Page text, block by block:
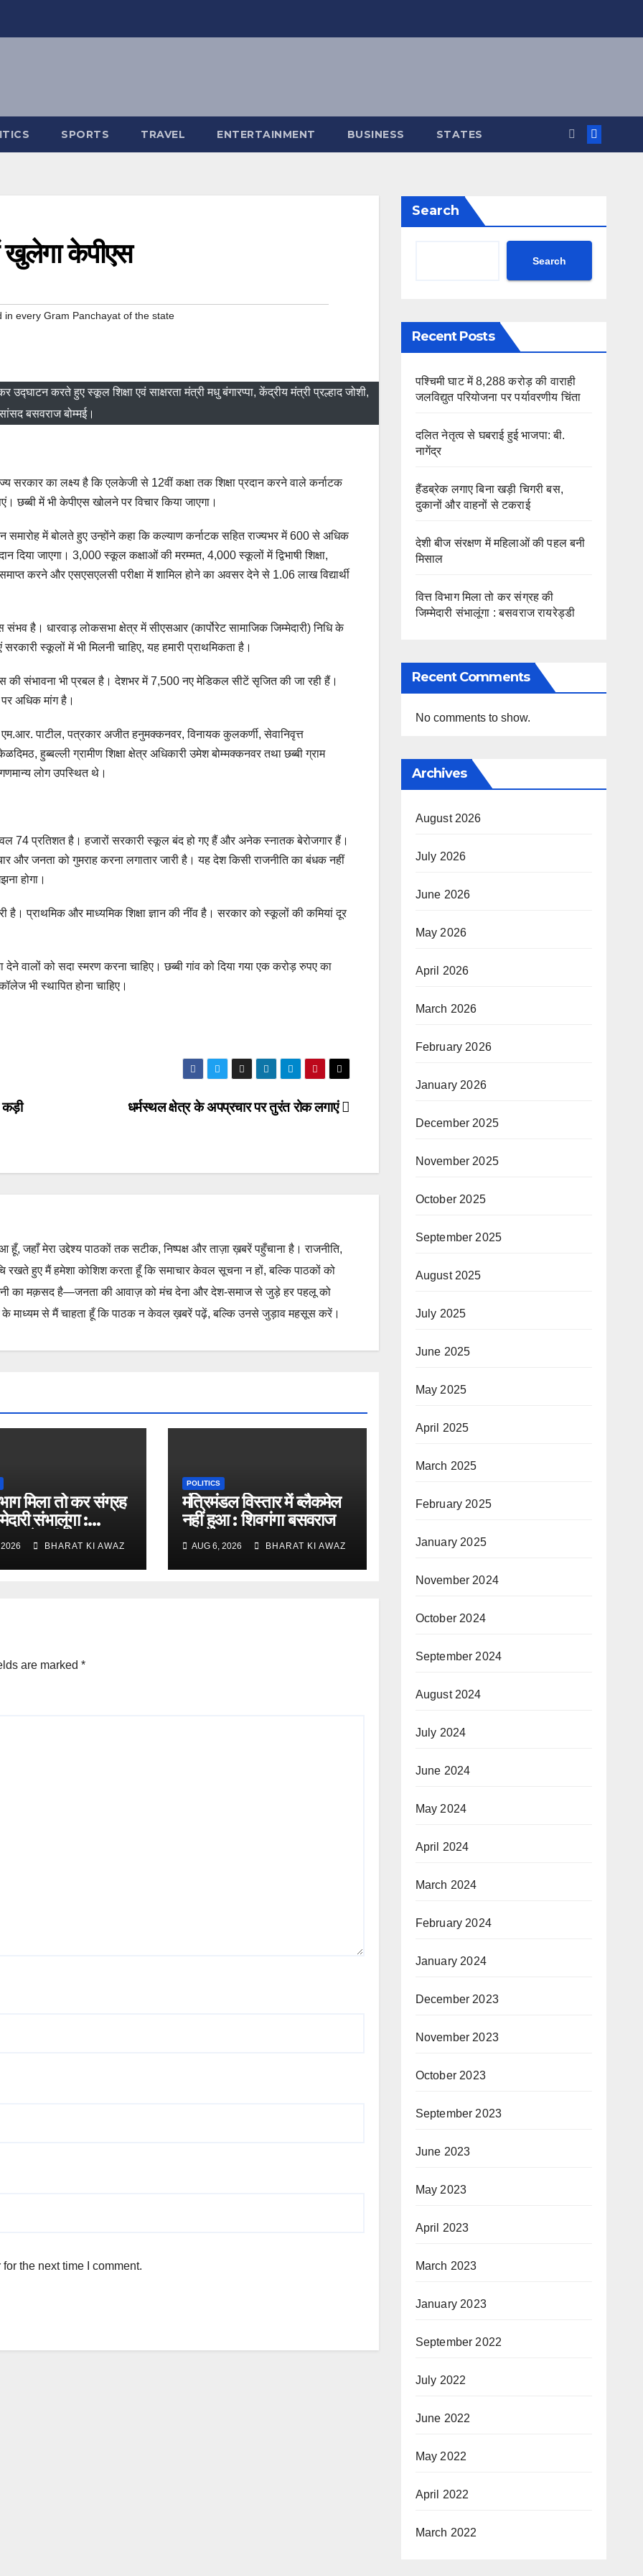
SPORTS TRAVEL ENTERTAINMENT BUSINESS STATES
खुलेगा केपीएस
in every Gram Panchayat of the state
करते हुए स्कूल शिक्षा एवं साक्षरता मंत्री मधु बंगारप्पा, केंद्रीय मंत्री प्रल्हाद जोशी,
बसवराज बोम्मई।
सरकार का लक्ष्य है कि एलकेजी से 12वीं कक्षा तक शिक्षा प्रदान करने वाले कर्नाटक
छब्बी में भी केपीएस खोलने पर विचार किया जाएगा।
में बोलते हुए उन्होंने कहा कि कल्याण कर्नाटक सहित राज्यभर में 600 से अधिक
जाएगा। 3,000 स्कूल कक्षाओं की मरम्मत, 4,000 स्कूलों में द्विभाषी शिक्षा,
करने और एसएसएलसी परीक्षा में शामिल होने का अवसर देने से 1.06 लाख विद्यार्थी
संभव है। धारवाड़ लोकसभा क्षेत्र में सीएसआर (कार्पोरेट सामाजिक जिम्मेदारी) निधि के
स्कूलों में भी मिलनी चाहिए, यह हमारी प्राथमिकता है।
की संभावना भी प्रबल है। देशभर में 7,500 नए मेडिकल सीटें सृजित की जा रही हैं।
अधिक मांग है।
पाटील, पत्रकार अजीत हनुमक्कनवर, विनायक कुलकर्णी, सेवानिवृत्त
हुब्बल्ली ग्रामीण शिक्षा क्षेत्र अधिकारी उमेश बोम्मक्कनवर तथा छब्बी ग्राम
लोग उपस्थित थे।
74 प्रतिशत है। हजारों सरकारी स्कूल बंद हो गए हैं और अनेक स्नातक बेरोजगार हैं।
और जनता को गुमराह करना लगातार जारी है। यह देश किसी राजनीति का बंधक नहीं
होगा।
प्राथमिक और माध्यमिक शिक्षा ज्ञान की नींव है। सरकार को स्कूलों की कमियां दूर
वालों को सदा स्मरण करना चाहिए। छब्बी गांव को दिया गया एक करोड़ रुपए का
भी स्थापित होना चाहिए।
धर्मस्थल क्षेत्र के अपप्रचार पर तुरंत रोक लगाएं
कड़ी
जहाँ मेरा उद्देश्य पाठकों तक सटीक, निष्पक्ष और ताज़ा ख़बरें पहुँचाना है। राजनीति,
रखते हुए मैं हमेशा कोशिश करता हूँ कि समाचार केवल सूचना न हों, बल्कि पाठकों को
का मक़सद है—जनता की आवाज़ को मंच देना और देश-समाज से जुड़े हर पहलू को
के माध्यम से मैं चाहता हूँ कि पाठक न केवल ख़बरें पढ़ें, बल्कि उनसे जुड़ाव महसूस करें।
मिला तो कर संग्रह
संभालूंगा :
रायरेड्डीBHARAT KI AWAZ
POLITICS
मंत्रिमंडल विस्तार में ब्लैकमेल
नहीं हुआ : शिवगंगा बसवराज
AUG 6, 2026 BHARAT KI AWAZ
are marked *
the next time I comment.
Search
Search
Recent Posts
पश्चिमी घाट में 8,288 करोड़ की वाराही
जलविद्युत परियोजना पर पर्यावरणीय चिंता
दलित नेतृत्व से घबराई हुई भाजपा: बी.
नागेंद्र
हैंडब्रेक लगाए बिना खड़ी चिगरी बस,
दुकानों और वाहनों से टकराई
देशी बीज संरक्षण में महिलाओं की पहल बनी
मिसाल
वित्त विभाग मिला तो कर संग्रह की
जिम्मेदारी संभालूंगा : बसवराज रायरेड्डी
Recent Comments
No comments to show.
Archives
August 2026
July 2026
June 2026
May 2026
April 2026
March 2026
February 2026
January 2026
December 2025
November 2025
October 2025
September 2025
August 2025
July 2025
June 2025
May 2025
April 2025
March 2025
February 2025
January 2025
November 2024
October 2024
September 2024
August 2024
July 2024
June 2024
May 2024
April 2024
March 2024
February 2024
January 2024
December 2023
November 2023
October 2023
September 2023
June 2023
May 2023
April 2023
March 2023
January 2023
September 2022
July 2022
June 2022
May 2022
April 2022
March 2022